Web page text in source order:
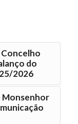
do
2026
Monsenhor